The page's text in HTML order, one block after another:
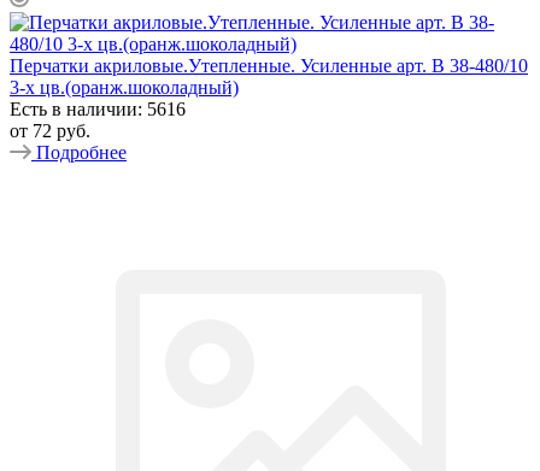
Перчатки акриловые.Утепленные. Усиленные арт. B 38-480/10
3-х цв.(оранж.шоколадный)
Есть в наличии: 5616
от 72 руб.
Подробнее